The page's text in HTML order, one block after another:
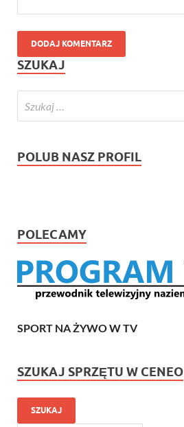
SZUKAJ
POLUB NASZ PROFIL
POLECAMY
SPORT NA ŻYWO W TV
SZUKAJ SPRZĘTU W CENEO
SZUKAJ